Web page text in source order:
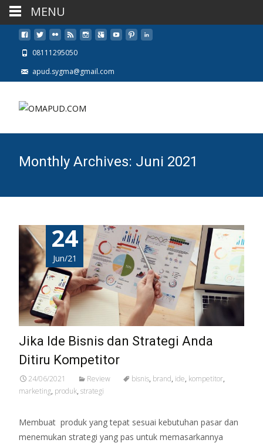
08111295050
apud.sygma@gmail.com
Monthly Archives: Juni 2021
24
Jun/21
Jika Ide Bisnis dan Strategi Anda
Ditiru Kompetitor
24/06/2021 Review bisnis, brand, ide, kompetitor,
marketing, produk, strategi
Membuat produk yang tepat sesuai kebutuhan pasar dan
menemukan strategi yang pas untuk memasarkannya
MENU